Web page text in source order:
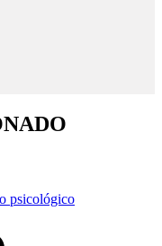
psicológico